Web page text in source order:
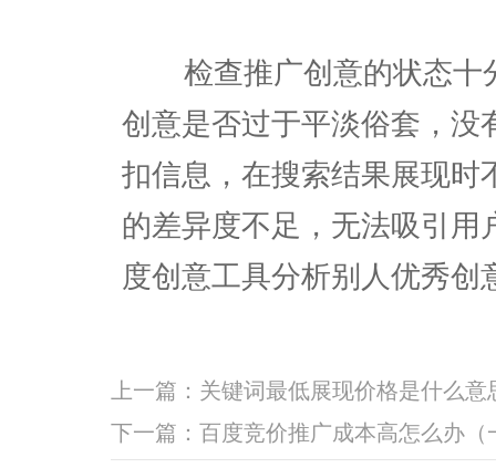
检查推广创意的状态十
创意是否过于平淡俗套，没
扣信息，在搜索结果展现时
的差异度不足，无法吸引
度创意工具分析别人优秀创
上一篇： 关键词最低展现价格是什么意
下一篇： 百度竞价推广成本高怎么办（